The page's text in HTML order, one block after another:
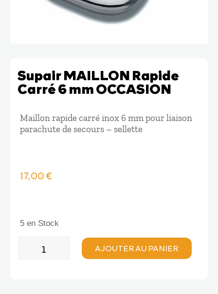
Supair MAILLON Rapide
Carré 6 mm OCCASION
Maillon rapide carré inox 6 mm pour liaison
parachute de secours – sellette
17,00€
5 en Stock
AJOUTER AU PANIER